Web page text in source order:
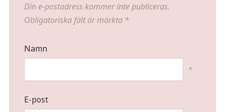
Din e-postadress kommer inte publiceras.
Obligatoriska fält är märkta *
Namn
*
E-post